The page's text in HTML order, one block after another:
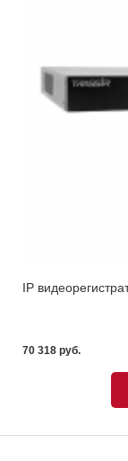
IP
70 318 pуб.